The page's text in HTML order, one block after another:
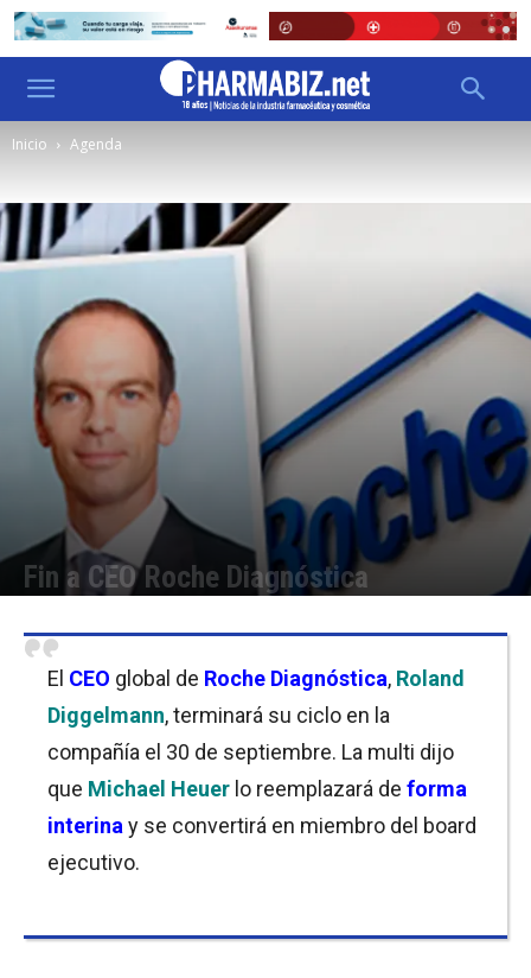
Inicio Agenda
Fin a CEO Roche Diagnóstica
El CEO global de Roche Diagnóstica, Roland
Diggelmann, terminará su ciclo en la
compañía el 30 de septiembre. La multi dijo
que Michael Heuer lo reemplazará de forma
interina y se convertirá en miembro del board
ejecutivo.